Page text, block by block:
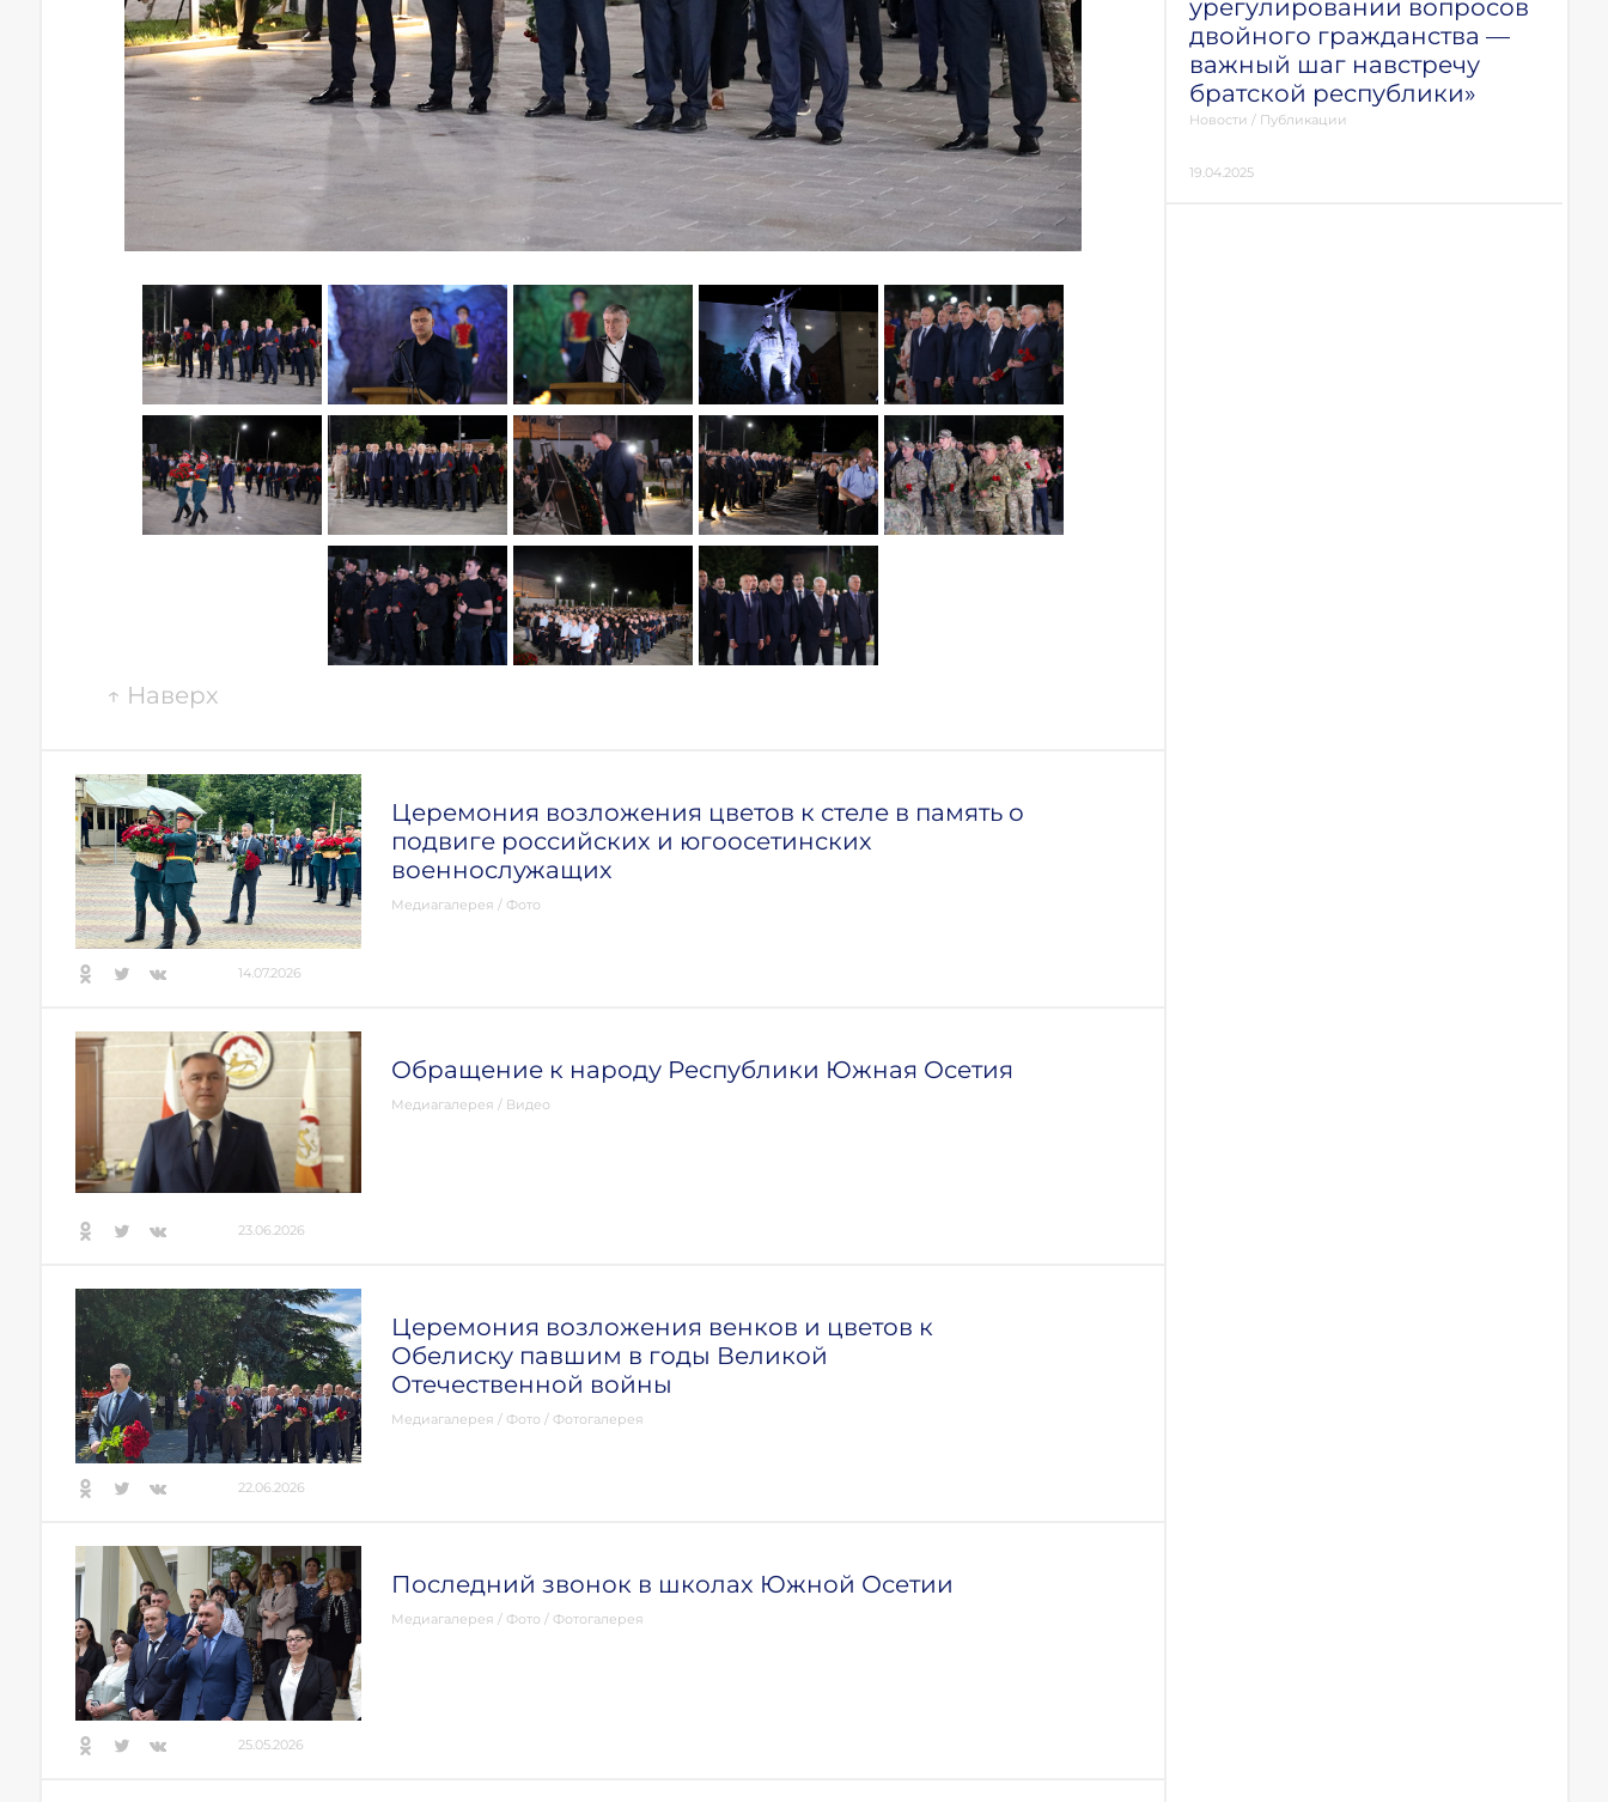
↑ Наверх
Церемония возложения цветов к стеле в память о
подвиге российских и югоосетинских
военнослужащих
Медиагалерея / Фото
14.07.2026
Обращение к народу Республики Южная Осетия
Медиагалерея / Видео
23.06.2026
Церемония возложения венков и цветов к
Обелиску павшим в годы Великой
Отечественной войны
Медиагалерея / Фото / Фотогалерея
22.06.2026
Последний звонок в школах Южной Осетии
Медиагалерея / Фото / Фотогалерея
25.05.2026
урегулировании вопросов
двойного гражданства —
важный шаг навстречу
братской республики»
Новости / Публикации
19.04.2025